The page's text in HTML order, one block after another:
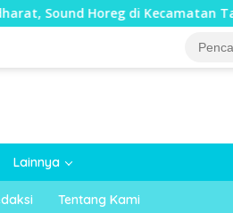
di Kecamatan Tayu Dilarang
Lainnya
Tentang Kami